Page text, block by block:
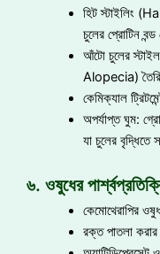
হিট স্টাইলিং
চুলের প্রোটিন বন্ড
আঁটো চুলের
Alopecia)
কেমিক্যাল
অপর্যাপ্ত ঘুম:
যা চুলের বৃদ্ধিতে
৬. ওষুধের
কেমোথেরাপির
রক্ত পাতলা